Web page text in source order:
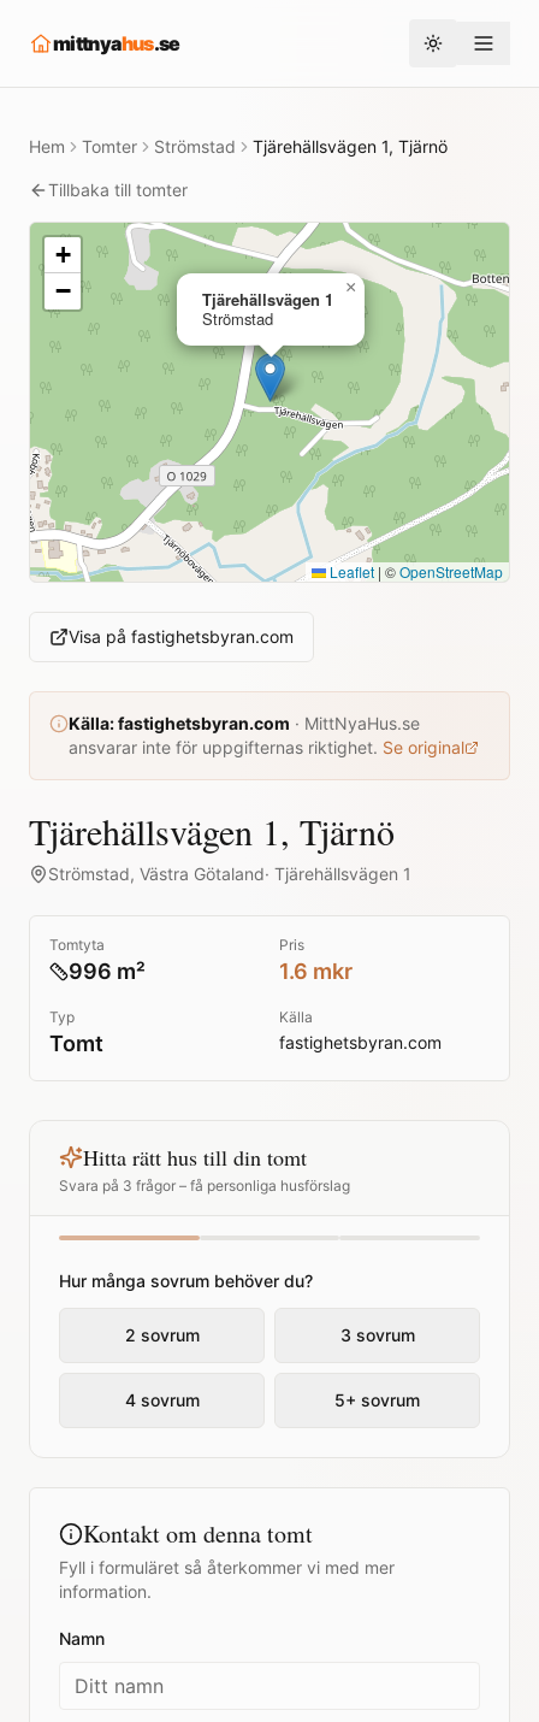
mittnyahus.se Toggle theme
Hem Tomter Strömstad Tjärehällsvägen 1, Tjärnö
Tillbaka till tomter
Tjärehällsvägen 1
Strömstad
×
+
−
Leaflet | ©OpenStreetMap
Visa på fastighetsbyran.com
Källa:fastighetsbyran.com · MittNyaHus.se
ansvarar inte för uppgifternas riktighet. Se original
Tjärehällsvägen 1, Tjärnö
Strömstad, Västra Götaland· Tjärehällsvägen 1
Tomtyta
996 m²
Pris
1.6 mkr
Typ
Tomt
Källa
fastighetsbyran.com
Hitta rätt hus till din tomt
Svara på 3 frågor – få personliga husförslag
Hur många sovrum behöver du?
2 sovrum 3 sovrum
4 sovrum 5+ sovrum
Kontakt om denna tomt
Fyll i formuläret så återkommer vi med mer
information.
Namn